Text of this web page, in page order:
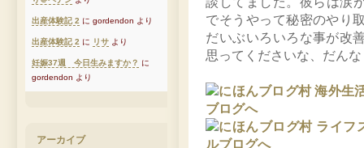
でそうやって秘密のやり
だいぶいろいろな事が改
思ってくださいな、だん
出産体験記 2 に gordendon より
出産体験記 2 に リサ より
妊娠37週 今日生みますか？ に
gordendon より
アーカイブ